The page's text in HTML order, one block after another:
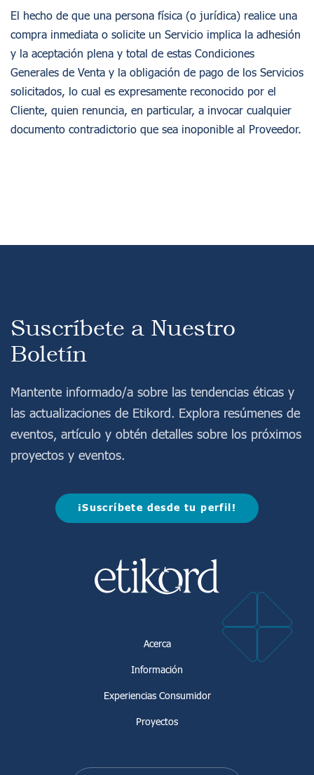
El hecho de que una persona física (o jurídica) realice una
compra inmediata o solicite un Servicio implica la adhesión
y la aceptación plena y total de estas Condiciones
Generales de Venta y la obligación de pago de los Servicios
solicitados, lo cual es expresamente reconocido por el
Cliente, quien renuncia, en particular, a invocar cualquier
documento contradictorio que sea inoponible al Proveedor.
Suscríbete a Nuestro
Boletín
Mantente informado/a sobre las tendencias éticas y
las actualizaciones de Etikord. Explora resúmenes de
eventos, artículo y obtén detalles sobre los próximos
proyectos y eventos.
¡Suscríbete desde tu perfil!
Acerca
Información
Experiencias Consumidor
Proyectos